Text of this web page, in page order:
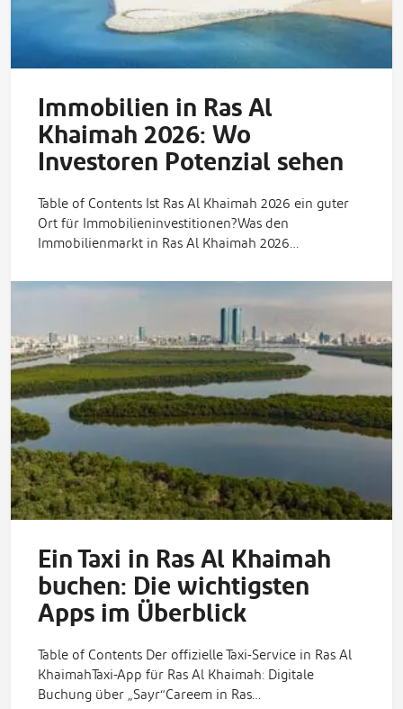
Immobilien in Ras Al
Khaimah 2026: Wo
Investoren Potenzial sehen
Table of Contents Ist Ras Al Khaimah 2026 ein guter
Ort für Immobilieninvestitionen?Was den
Immobilienmarkt in Ras Al Khaimah 2026…
Ein Taxi in Ras Al Khaimah
buchen: Die wichtigsten
Apps im Überblick
Table of Contents Der offizielle Taxi-Service in Ras Al
KhaimahTaxi-App für Ras Al Khaimah: Digitale
Buchung über „Sayr“Careem in Ras…